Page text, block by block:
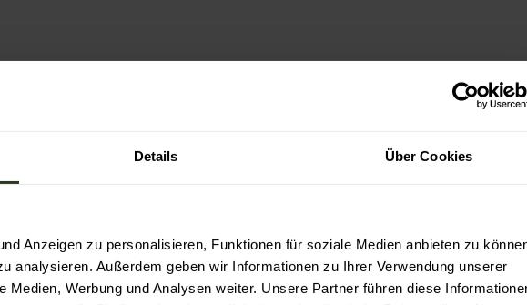
Details Über Cookies
Anzeigen zu personalisieren, Funktionen für soziale Medien anbieten zu
analysieren. Außerdem geben wir Informationen zu Ihrer Verwendung unserer
Medien, Werbung und Analysen weiter. Unsere Partner führen diese